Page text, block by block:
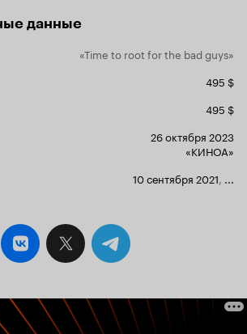
– не более чем
комикса, который
решил показать своему
своей фактурной, но
жёнушкой, умудрившейся в
удивительно
в школьные годы. Историю,
хочется удалить из
нам показывают старпёров
Мэнсон есть
жёнушки, которые тащатся
в дешёвых трейлерах и ходят
прикольно). На мой
правильно показано и
реслинг это бутафория,
данные
«Time to root for the bad guys»
495 $
495 $
26 октября 2023
«КИНОА»
10 сентября 2021